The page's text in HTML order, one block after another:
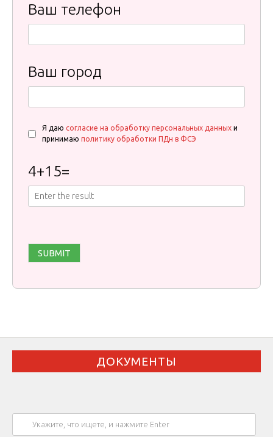
Ваш телефон
Ваш город
Я даю согласие на обработку персональных данных и
принимаю политику обработки ПДн в ФСЭ
4+15=
ДОКУМЕНТЫ